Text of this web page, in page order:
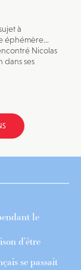
à
éphémère…
Nicolas
ses
le
d’être
se passait